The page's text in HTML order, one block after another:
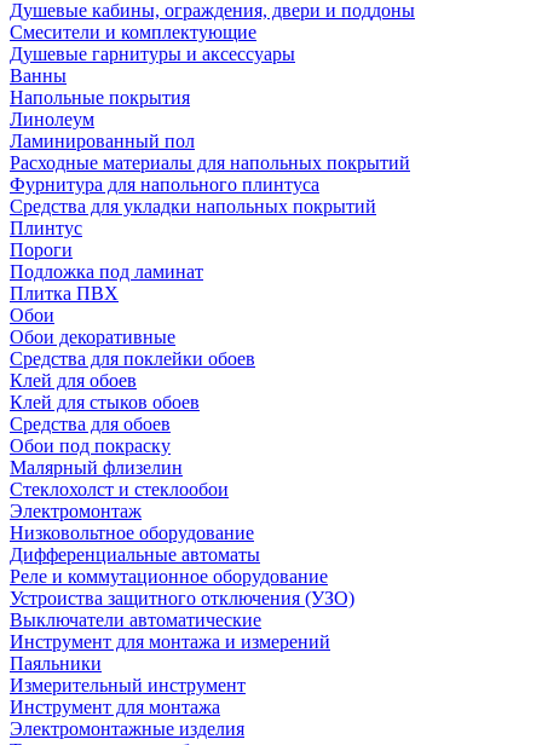
Душевые кабины, ограждения, двери и поддоны
Смесители и комплектующие
Душевые гарнитуры и аксессуары
Ванны
Напольные покрытия
Линолеум
Ламинированный пол
Расходные материалы для напольных покрытий
Фурнитура для напольного плинтуса
Средства для укладки напольных покрытий
Плинтус
Пороги
Подложка под ламинат
Плитка ПВХ
Обои
Обои декоративные
Средства для поклейки обоев
Клей для обоев
Клей для стыков обоев
Средства для обоев
Обои под покраску
Малярный флизелин
Стеклохолст и стеклообои
Электромонтаж
Низковольтное оборудование
Дифференциальные автоматы
Реле и коммутационное оборудование
Устроиства защитного отключения (УЗО)
Выключатели автоматические
Инструмент для монтажа и измерений
Паяльники
Измерительный инструмент
Инструмент для монтажа
Электромонтажные изделия